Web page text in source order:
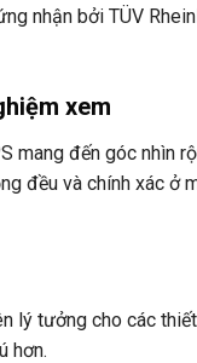
nhận bởi TÜV
xem
mang đến góc nhìn
đều và chính xác ở
lý tưởng cho các
hơn.